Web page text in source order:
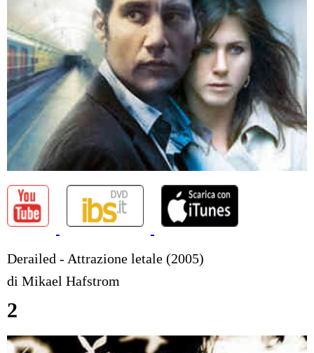
Derailed - Attrazione letale (2005)
di Mikael Hafstrom
2